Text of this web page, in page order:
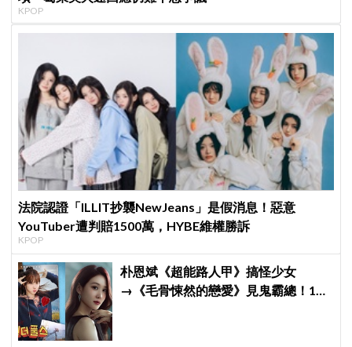
KPOP
法院認證「ILLIT抄襲NewJeans」是假消息！惡意
YouTuber遭判賠1500萬，HYBE維權勝訴
KPOP
朴恩斌《超能路人甲》搞怪少女
→《毛骨悚然的戀愛》見鬼霸總！180